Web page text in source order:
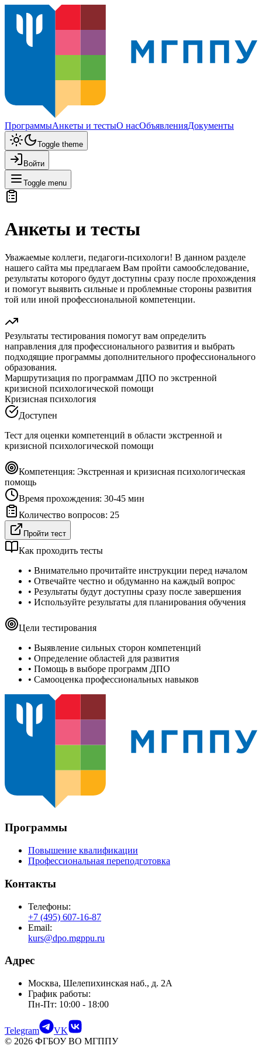
ПрограммыАнкеты и тестыО насОбъявленияДокументы
Toggle theme
Войти
Toggle menu
Анкеты и тесты
Уважаемые коллеги, педагоги-психологи! В данном разделе
нашего сайта мы предлагаем Вам пройти самообследование,
результаты которого будут доступны сразу после прохождения
и помогут выявить сильные и проблемные стороны развития
той или иной профессиональной компетенции.
Результаты тестирования помогут вам определить
направления для профессионального развития и выбрать
подходящие программы дополнительного профессионального
образования.
Маршрутизация по программам ДПО по экстренной
кризисной психологической помощи
Кризисная психология
Доступен
Тест для оценки компетенций в области экстренной и
кризисной психологической помощи
Компетенция: Экстренная и кризисная психологическая
помощь
Время прохождения: 30-45 мин
Количество вопросов: 25
Пройти тест
Как проходить тесты
• Внимательно прочитайте инструкции перед началом
• Отвечайте честно и обдуманно на каждый вопрос
• Результаты будут доступны сразу после завершения
• Используйте результаты для планирования обучения
Цели тестирования
• Выявление сильных сторон компетенций
• Определение областей для развития
• Помощь в выборе программ ДПО
• Самооценка профессиональных навыков
Программы
Повышение квалификации
Профессиональная переподготовка
Контакты
Телефоны:
+7 (495) 607-16-87
Email:
kurs@dpo.mgppu.ru
Адрес
Москва, Шелепихинская наб., д. 2А
График работы:
Пн-Пт: 10:00 - 18:00
Telegram
VK
© 2026 ФГБОУ ВО МГППУ